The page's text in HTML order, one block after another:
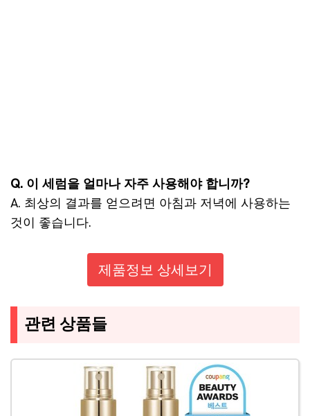
Q. 이 세럼을 얼마나 자주 사용해야 합니까?
A. 최상의 결과를 얻으려면 아침과 저녁에 사용하는
것이 좋습니다.
제품정보 상세보기
관련 상품들